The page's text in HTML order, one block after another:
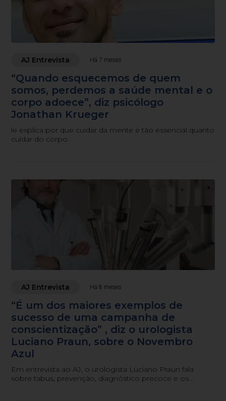
AJ Entrevista Há 7 meses
“Quando esquecemos de quem
somos, perdemos a saúde mental e o
corpo adoece”, diz psicólogo
Jonathan Krueger
le explica por que cuidar da mente é tão essencial quanto
cuidar do corpo.
AJ Entrevista Há 8 meses
“É um dos maiores exemplos de
sucesso de uma campanha de
conscientização” , diz o urologista
Luciano Praun, sobre o Novembro
Azul
Em entrevista ao AJ, o urologista Luciano Praun fala
sobre tabus, prevenção, diagnóstico precoce e os